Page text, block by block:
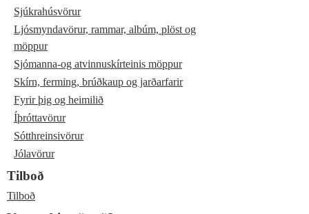
Sjúkrahúsvörur
Ljósmyndavörur, rammar, albúm, plöst og
möppur
Sjómanna-og atvinnuskírteinis möppur
Skírn, ferming, brúðkaup og jarðarfarir
Fyrir þig og heimilið
Íþróttavörur
Sótthreinsivörur
Jólavörur
Tilboð
Tilboð